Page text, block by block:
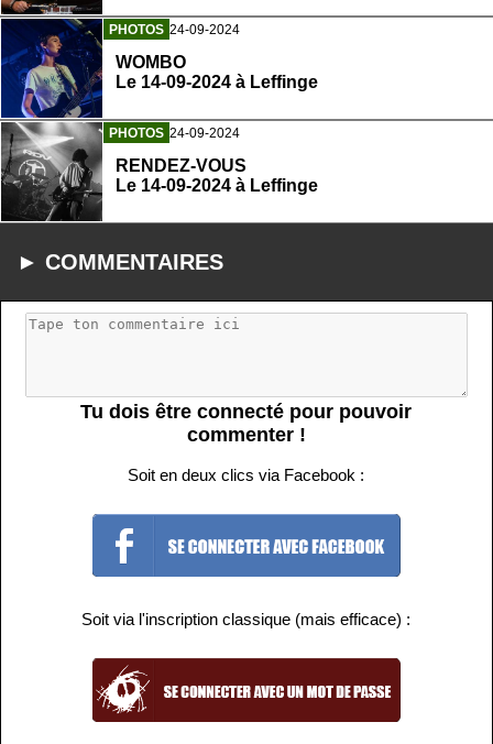
PHOTOS 24-09-2024
WOMBO
Le 14-09-2024 à Leffinge
PHOTOS 24-09-2024
RENDEZ-VOUS
Le 14-09-2024 à Leffinge
► COMMENTAIRES
Tu dois être connecté pour pouvoir
commenter !
Soit en deux clics via Facebook :
Soit via l'inscription classique (mais efficace) :